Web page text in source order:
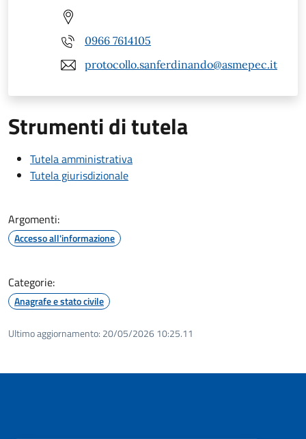
0966 7614105
protocollo.sanferdinando@asmepec.it
Strumenti di tutela
Tutela amministrativa
Tutela giurisdizionale
Argomenti:
Accesso all'informazione
Categorie:
Anagrafe e stato civile
Ultimo aggiornamento: 20/05/2026 10:25.11